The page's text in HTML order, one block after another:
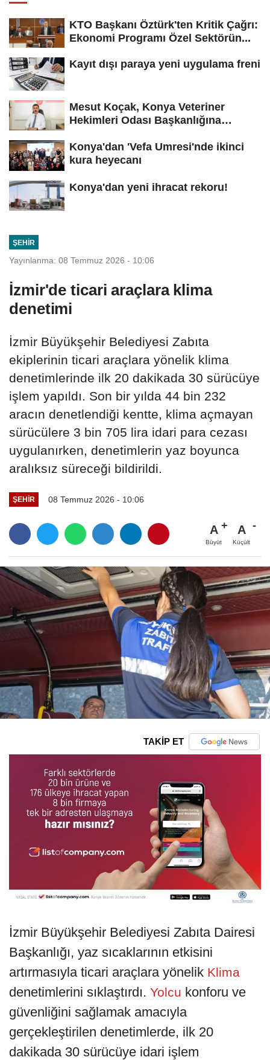
KTO Başkanı Öztürk'ten Kritik Çağrı:
Ekonomi Programı Özel Sektörün...
Kayıt dışı paraya yeni uygulama freni
Mesut Koçak, Konya Veteriner
Hekimleri Odası Başkanlığına
Konya'dan 'Vefa Umresi'nde ikinci
kura heyecanı
Konya'dan yeni ihracat rekoru!
ŞEHIR
Yayınlanma: 08 Temmuz 2026 - 10:06
İzmir'de ticari araçlara klima
denetimi
İzmir Büyükşehir Belediyesi Zabıta
ekiplerinin ticari araçlara yönelik klima
denetimlerinde ilk 20 dakikada 30 sürücüye
işlem yapıldı. Son bir yılda 44 bin 232
aracın denetlendiği kentte, klima açmayan
sürücülere 3 bin 705 lira idari para cezası
uygulanırken, denetimlerin yaz boyunca
aralıksız süreceği bildirildi.
ŞEHIR 08 Temmuz 2026 - 10:06
A
Büyüt
A
Küçült
TAKİP ET
İzmir Büyükşehir Belediyesi Zabıta Dairesi
Başkanlığı, yaz sıcaklarının etkisini
artırmasıyla ticari araçlara yönelik Klima
denetimlerini sıklaştırdı. Yolcu konforu ve
güvenliğini sağlamak amacıyla
gerçekleştirilen denetimlerde, ilk 20
dakikada 30 sürücüye idari işlem